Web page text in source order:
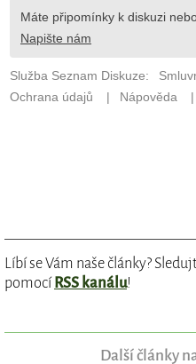
Líbí se Vám naše články?
pomocí RSS kanálu!
Další články